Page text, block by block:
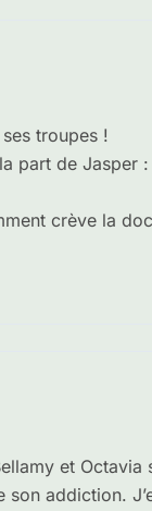
troupes !
part de Jasper
crève la
et Octavia
addiction.